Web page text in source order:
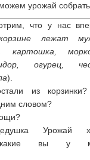
урожай
что у нас
лежат
картошка,
огурец,
).
из
словом?
Урожай
какие вы у